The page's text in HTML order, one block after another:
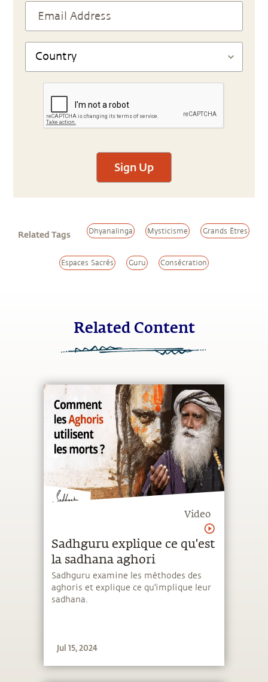
Sign Up
Related Tags Dhyanalinga Mysticisme Grands Êtres
Espaces Sacrés Guru Consécration
Related Content
Video
Sadhguru explique ce qu'est
la sadhana aghori
Sadhguru examine les méthodes des
aghoris et explique ce qu'implique leur
sadhana.
Jul 15, 2024